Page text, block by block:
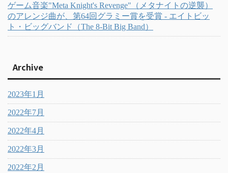
ゲーム音楽"Meta Knight's Revenge"（メタナイトの逆襲）
のアレンジ曲が、第64回グラミー賞を受賞 - エイトビッ
ト・ビッグバンド（The 8-Bit Big Band）
Archive
2023年1月
2022年7月
2022年4月
2022年3月
2022年2月